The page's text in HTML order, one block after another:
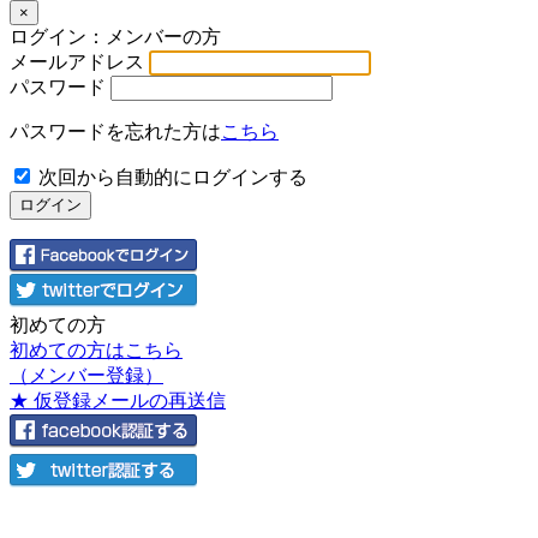
×
ログイン：メンバーの方
メールアドレス
パスワード
パスワードを忘れた方はこちら
次回から自動的にログインする
初めての方
初めての方はこちら
（メンバー登録）
★ 仮登録メールの再送信